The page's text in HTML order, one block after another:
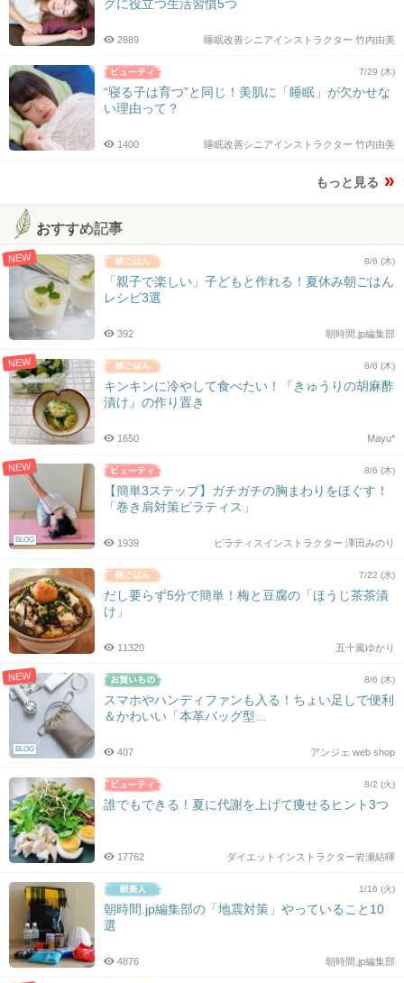
グに役立つ生活習慣5つ
睡眠改善シニアインストラクター 竹内由美
2889
7/29 (木)
“寝る子は育つ”と同じ！美肌に「睡眠」が欠かせな
い理由って？
睡眠改善シニアインストラクター 竹内由美
1400
もっと見る
おすすめ記事
NEW 8/6 (木)
「親子で楽しい」子どもと作れる！夏休み朝ごはん
レシピ3選
朝時間.jp編集部
392
NEW 8/6 (木)
キンキンに冷やして食べたい！『きゅうりの胡麻酢
漬け』の作り置き
Mayu*
1650
NEW
BLOG
8/6 (木)
【簡単3ステップ】ガチガチの胸まわりをほぐす！
「巻き肩対策ピラティス」
ピラティスインストラクター 澤田みのり
1939
7/22 (水)
だし要らず5分で簡単！梅と豆腐の「ほうじ茶茶漬
け」
五十嵐ゆかり
11320
NEW
BLOG
8/6 (木)
スマホやハンディファンも入る！ちょい足しで便利
＆かわいい「本革バッグ型...
アンジェ web shop
407
8/2 (火)
誰でもできる！夏に代謝を上げて痩せるヒント3つ
ダイエットインストラクター岩瀬結暉
17762
1/16 (火)
朝時間.jp編集部の「地震対策」やっていること10
選
朝時間.jp編集部
4876